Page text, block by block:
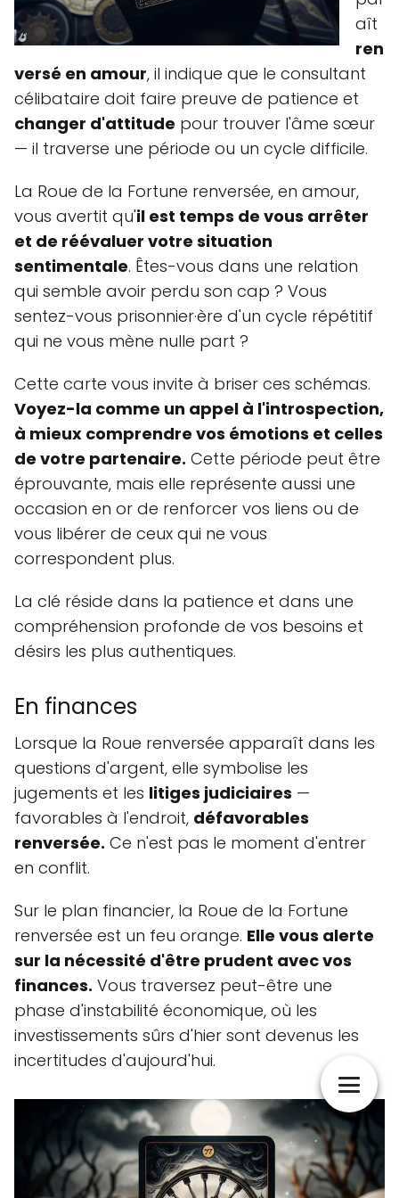
aît
ren
versé en amour, il indique que le consultant
célibataire doit faire preuve de patience et
changer d'attitude pour trouver l'âme sœur
— il traverse une période ou un cycle difficile.
La Roue de la Fortune renversée, en amour,
vous avertit qu'il est temps de vous arrêter
et de réévaluer votre situation
sentimentale. Êtes-vous dans une relation
qui semble avoir perdu son cap ? Vous
sentez-vous prisonnier·ère d'un cycle répétitif
qui ne vous mène nulle part ?
Cette carte vous invite à briser ces schémas.
Voyez-la comme un appel à l'introspection,
à mieux comprendre vos émotions et celles
de votre partenaire. Cette période peut être
éprouvante, mais elle représente aussi une
occasion en or de renforcer vos liens ou de
vous libérer de ceux qui ne vous
correspondent plus.
La clé réside dans la patience et dans une
compréhension profonde de vos besoins et
désirs les plus authentiques.
En finances
Lorsque la Roue renversée apparaît dans les
questions d'argent, elle symbolise les
jugements et les litiges judiciaires —
favorables à l'endroit, défavorables
renversée. Ce n'est pas le moment d'entrer
en conflit.
Sur le plan financier, la Roue de la Fortune
renversée est un feu orange. Elle vous alerte
sur la nécessité d'être prudent avec vos
finances. Vous traversez peut-être une
phase d'instabilité économique, où les
investissements sûrs d'hier sont devenus les
incertitudes d'aujourd'hui.